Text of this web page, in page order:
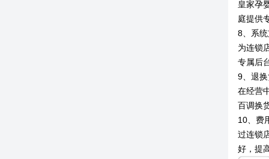
皇家孕
庭提供
8、系
为连锁
专属后
9、退
在经营
百调换
10、费
过连锁
好，提